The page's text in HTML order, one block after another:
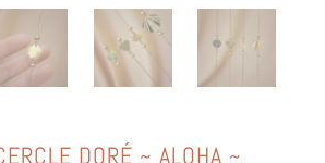
DORÉ ~ ALOHA ~